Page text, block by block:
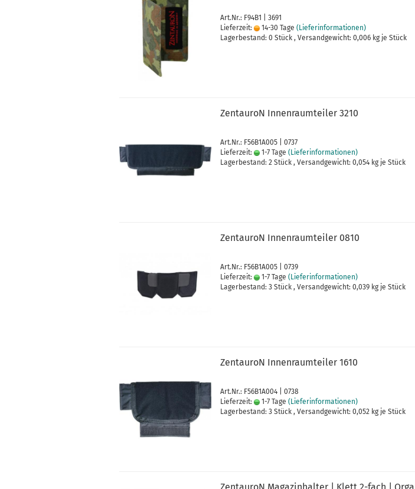
Art.Nr.: F94B1 | 3691
Lieferzeit:
14-30 Tage (Lieferinformationen)
Lagerbestand: 0 Stück , Versandgewicht: 0,006 kg je Stück
ZentauroN Innenraumteiler 3210
Art.Nr.: F56B1A005 | 0737
Lieferzeit:
1-7 Tage (Lieferinformationen)
Lagerbestand: 2 Stück , Versandgewicht: 0,054 kg je Stück
ZentauroN Innenraumteiler 0810
Art.Nr.: F56B1A005 | 0739
Lieferzeit:
1-7 Tage (Lieferinformationen)
Lagerbestand: 3 Stück , Versandgewicht: 0,039 kg je Stück
ZentauroN Innenraumteiler 1610
Art.Nr.: F56B1A004 | 0738
Lieferzeit:
1-7 Tage (Lieferinformationen)
Lagerbestand: 3 Stück , Versandgewicht: 0,052 kg je Stück